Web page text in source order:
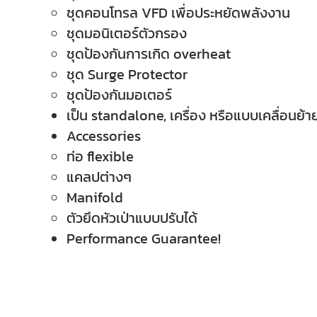
ชุดคอนโทรล VFD เพื่อประหยัดพลังงาน
ชุดมอนิเตอร์ตัวกรอง
ชุดป้องกันการเกิด overheat
ชุด Surge Protector
ชุดป้องกันมอเตอร์
เป็น standalone, เครื่อง หรือแบบเคลื่อนย้า
Accessories
ท่อ flexible
แคลปต่างๆ
Manifold
ตัวยึดหัวเป่าแบบปรับได้
Performance Guarantee!​